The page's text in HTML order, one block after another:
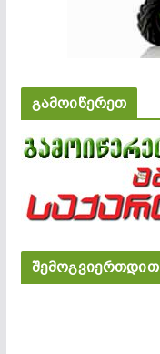
გამოიწერეთ
შემოგვიერთდით